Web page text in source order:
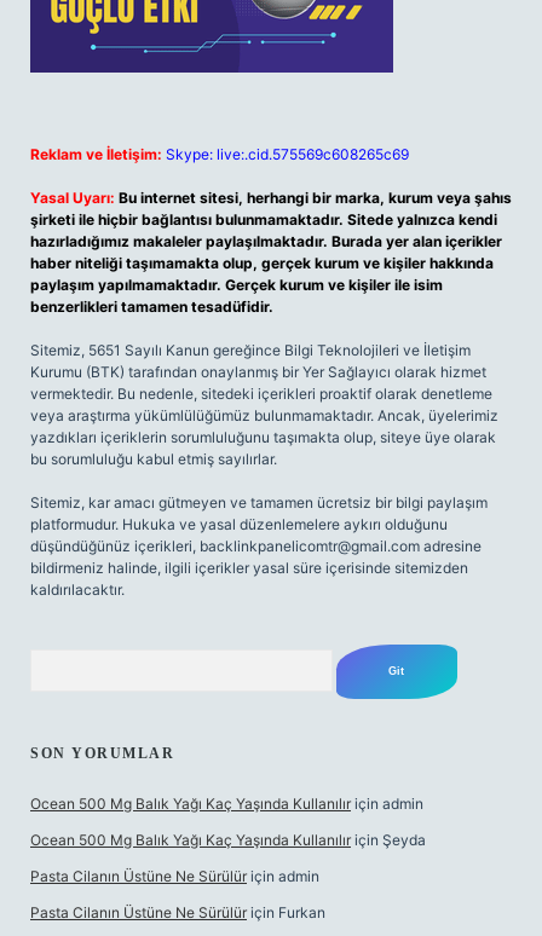
Reklam ve İletişim: Skype: live:.cid.575569c608265c69
Yasal Uyarı: Bu internet sitesi, herhangi bir marka, kurum veya şahıs
şirketi ile hiçbir bağlantısı bulunmamaktadır. Sitede yalnızca kendi
hazırladığımız makaleler paylaşılmaktadır. Burada yer alan içerikler
haber niteliği taşımamakta olup, gerçek kurum ve kişiler hakkında
paylaşım yapılmamaktadır. Gerçek kurum ve kişiler ile isim
benzerlikleri tamamen tesadüfidir.
Sitemiz, 5651 Sayılı Kanun gereğince Bilgi Teknolojileri ve İletişim
Kurumu (BTK) tarafından onaylanmış bir Yer Sağlayıcı olarak hizmet
vermektedir. Bu nedenle, sitedeki içerikleri proaktif olarak denetleme
veya araştırma yükümlülüğümüz bulunmamaktadır. Ancak, üyelerimiz
yazdıkları içeriklerin sorumluluğunu taşımakta olup, siteye üye olarak
bu sorumluluğu kabul etmiş sayılırlar.
Sitemiz, kar amacı gütmeyen ve tamamen ücretsiz bir bilgi paylaşım
platformudur. Hukuka ve yasal düzenlemelere aykırı olduğunu
düşündüğünüz içerikleri, backlinkpanelicomtr@gmail.com adresine
bildirmeniz halinde, ilgili içerikler yasal süre içerisinde sitemizden
kaldırılacaktır.
SON YORUMLAR
Ocean 500 Mg Balık Yağı Kaç Yaşında Kullanılır için admin
Ocean 500 Mg Balık Yağı Kaç Yaşında Kullanılır için Şeyda
Pasta Cilanın Üstüne Ne Sürülür için admin
Pasta Cilanın Üstüne Ne Sürülür için Furkan